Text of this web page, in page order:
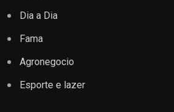
Dia a Dia
Fama
Agronegocio
Esporte e lazer